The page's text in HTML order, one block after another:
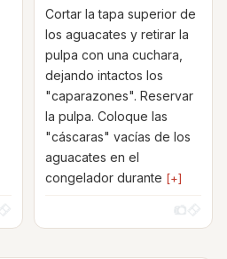
Cortar la tapa superior de
los aguacates y retirar la
pulpa con una cuchara,
dejando intactos los
"caparazones". Reservar
la pulpa. Coloque las
"cáscaras" vacías de los
aguacates en el
congelador durante [+]